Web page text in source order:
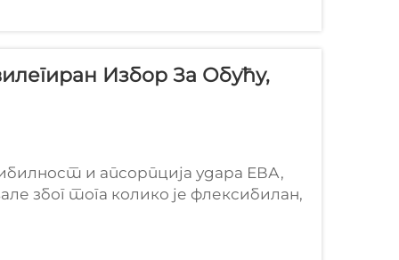
Избор За Обућу,
и апсорпција удара ЕВА,
због тога колико је флексибилан,
стално враћа на њега када им
са...